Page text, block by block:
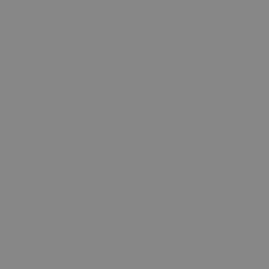
OpenX para
específicos.
en lugar
origen, no se
y se utiliza
el estado
de videos
si el visitante
de la
web.